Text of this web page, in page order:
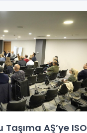
Taşıma AŞ’ye ISO